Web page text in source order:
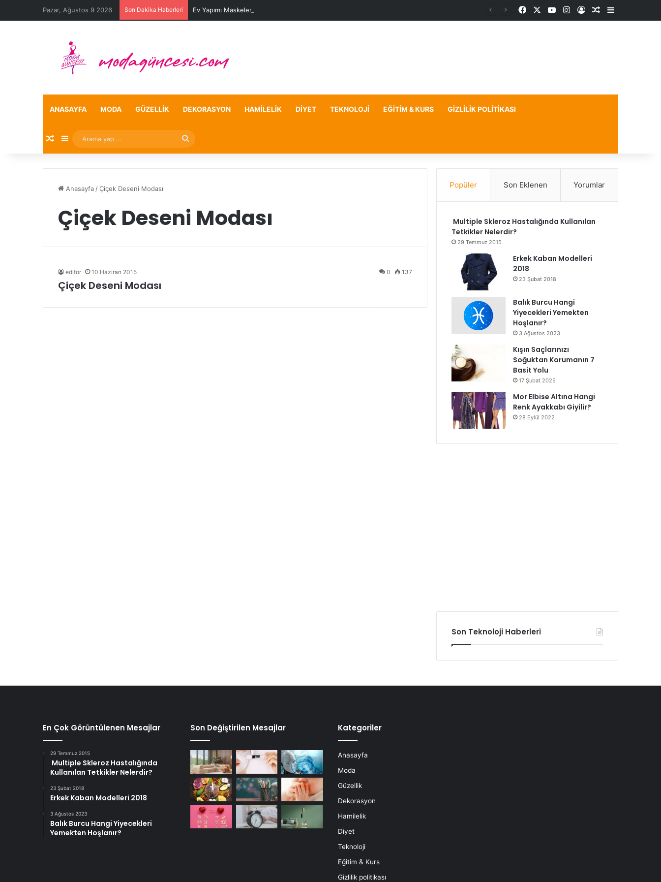
Pazar, Ağustos 9 2026 Son Dakika Haberleri Ev Yapımı Maskelerle Leke Sorununa Çözüm Önerileri FacebookYouTubeInstagram
Kayıt OlRastgele Makale
Kenar
ANASAYFA MODA GÜZELLIK DEKORASYON HAMILELIK DIYET TEKNOLOJI EĞITIM & KURS GIZLILIK POLITIKASI
Rastgele Makale
Kenar Bölmesi
Arama
yap
Anasayfa /Çiçek Deseni Modası
Çiçek Deseni Modası
editör 10 Haziran 2015 0 137
Çiçek Deseni Modası
Popüler Son Eklenen Yorumlar
Multiple Skleroz Hastalığında Kullanılan
Tetkikler Nelerdir?
29 Temmuz 2015
Erkek Kaban Modelleri
2018
23 Şubat 2018
Balık Burcu Hangi
Yiyecekleri Yemekten
Hoşlanır?
3 Ağustos 2023
Kışın Saçlarınızı
Soğuktan Korumanın 7
Basit Yolu
17 Şubat 2025
Mor Elbise Altına Hangi
Renk Ayakkabı Giyilir?
28 Eylül 2022
Son Teknoloji Haberleri
En Çok Görüntülenen Mesajlar
29 Temmuz 2015
Multiple Skleroz Hastalığında
Kullanılan Tetkikler Nelerdir?
23 Şubat 2018
Erkek Kaban Modelleri 2018
3 Ağustos 2023
Balık Burcu Hangi Yiyecekleri
Yemekten Hoşlanır?
Son Değiştirilen Mesajlar Kategoriler
Anasayfa
Moda
Güzellik
Dekorasyon
Hamilelik
Diyet
Teknoloji
Eğitim & Kurs
Gizlilik politikası